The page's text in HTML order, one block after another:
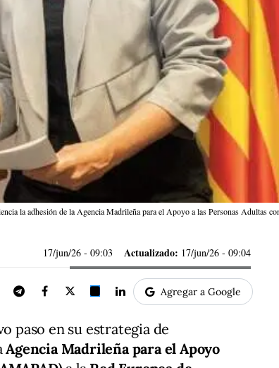
la adhesión de la Agencia Madrileña para el Apoyo a las Personas Adultas
17/jun/26 - 09:03 Actualizado: 17/jun/26 - 09:04
Agregar a Google
paso en su estrategia de
Agencia Madrileña para el Apoyo